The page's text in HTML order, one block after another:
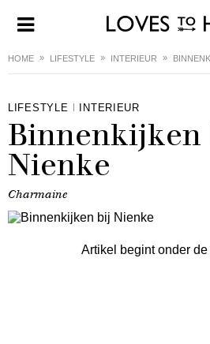
HOME LIFESTYLE INTERIEUR
LIFESTYLE INTERIEUR
Binnenkijken
Nienke
Charmaine
Artikel begint onder